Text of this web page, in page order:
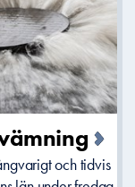
och tidvis